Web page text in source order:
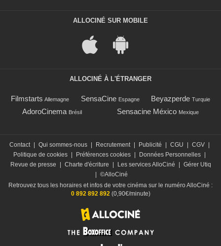
ALLOCINÉ SUR MOBILE
ALLOCINÉ À L'ÉTRANGER
Filmstarts Allemagne SensaCine Espagne Beyazperde Turquie
AdoroCinema Brésil Sensacine México Mexique
Contact Qui sommes-nous Recrutement Publicité CGU CGV
Politique de cookies
Préférences cookies Données Personnelles
Revue de presse
Charte d'écriture Les services AlloCiné
Gérer Utiq
©AlloCiné
Retrouvez tous les horaires et infos de votre cinéma sur le numéro AlloCiné :
0 892 892 892(0,90€/minute)